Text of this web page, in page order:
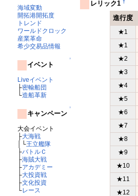
海域変動
開拓港開拓度
トレンド
ワールドクロック
産業革命
希少交易品情報
↑
イベント
Liveイベント
├密輸船団
└造船革新
↑
キャンペーン
大会イベント
├大海戦
│└王立艦隊
├バトルＣ
├海賊大戦
├アカデミー
├大投資戦
├文化投資
└レース
レリック1 †
進行度
★1
★1
★2
★3
★4
★5
★6
★7
★8
★9
★10
★11
★12